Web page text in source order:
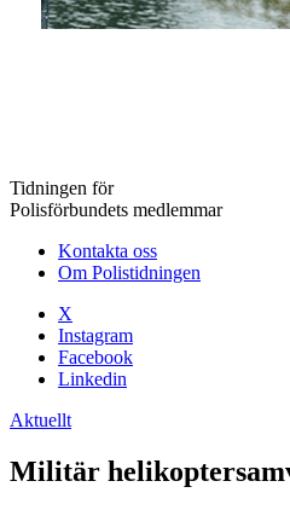
Tidningen för
Polisförbundets medlemmar
Kontakta oss
Om Polistidningen
X
Instagram
Facebook
Linkedin
Aktuellt
Militär